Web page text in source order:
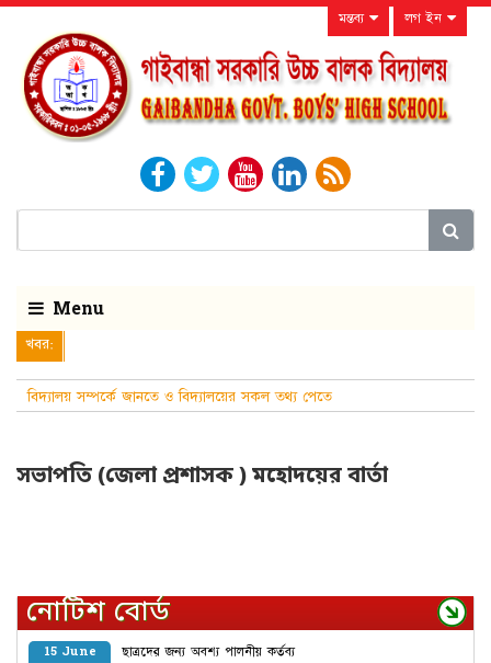
মন্তব্য লগ ইন
Menu
খবর:
বিদ্যালয় সম্পর্কে জানতে ও বিদ্যালয়ের সকল তথ্য পেতে
সভাপতি (জেলা প্রশাসক ) মহোদয়ের বার্তা
নোটিশ বোর্ড
15 June ছাত্রদের জন্য অবশ্য পালনীয় কর্তব্য